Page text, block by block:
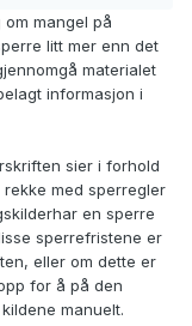
mangel på
litt mer enn det
materialet
informasjon i
sier i forhold
med sperregler
en sperre
sperrefristene er
eller om dette er
for å på den
manuelt.